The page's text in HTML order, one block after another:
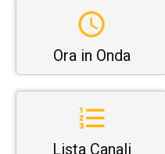
Ora in Onda
Lista Canali